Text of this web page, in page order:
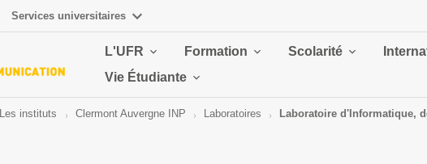
Services universitaires
L'UFR Formation Scolarité
Vie Étudiante
Les instituts Clermont Auvergne INP Laboratoires Laboratoire d'Informatique,